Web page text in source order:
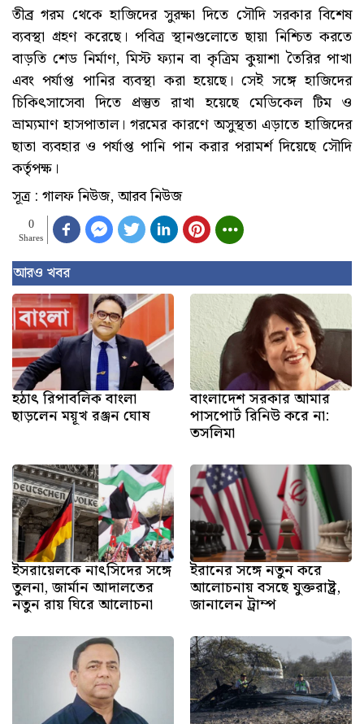
তীব্র গরম থেকে হাজিদের সুরক্ষা দিতে সৌদি সরকার বিশেষ
ব্যবস্থা গ্রহণ করেছে। পবিত্র স্থানগুলোতে ছায়া নিশ্চিত করতে
বাড়তি শেড নির্মাণ, মিস্ট ফ্যান বা কৃত্রিম কুয়াশা তৈরির পাখা
এবং পর্যাপ্ত পানির ব্যবস্থা করা হয়েছে। সেই সঙ্গে হাজিদের
চিকিৎসাসেবা দিতে প্রস্তুত রাখা হয়েছে মেডিকেল টিম ও
ভ্রাম্যমাণ হাসপাতাল। গরমের কারণে অসুস্থতা এড়াতে হাজিদের
ছাতা ব্যবহার ও পর্যাপ্ত পানি পান করার পরামর্শ দিয়েছে সৌদি
কর্তৃপক্ষ।
সূত্র : গালফ নিউজ, আরব নিউজ
0
Shares
আরও খবর
হঠাৎ রিপাবলিক বাংলা
ছাড়লেন ময়ূখ রঞ্জন ঘোষ
বাংলাদেশ সরকার আমার
পাসপোর্ট রিনিউ করে না:
তসলিমা
ইসরায়েলকে নাৎসিদের সঙ্গে
তুলনা, জার্মান আদালতের
নতুন রায় ঘিরে আলোচনা
ইরানের সঙ্গে নতুন করে
আলোচনায় বসছে যুক্তরাষ্ট্র,
জানালেন ট্রাম্প